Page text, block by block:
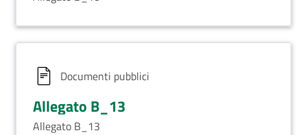
Documenti pubblici
Allegato B_13
Allegato B_13